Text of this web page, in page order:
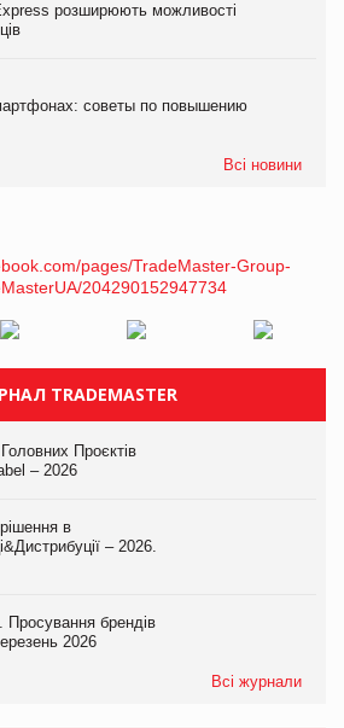
розширюють можливості
советы по повышению
Всі новини
TRADEMASTER
Проєктів
– 2026
в
– 2026.
Просування брендів
2026
Всі журнали